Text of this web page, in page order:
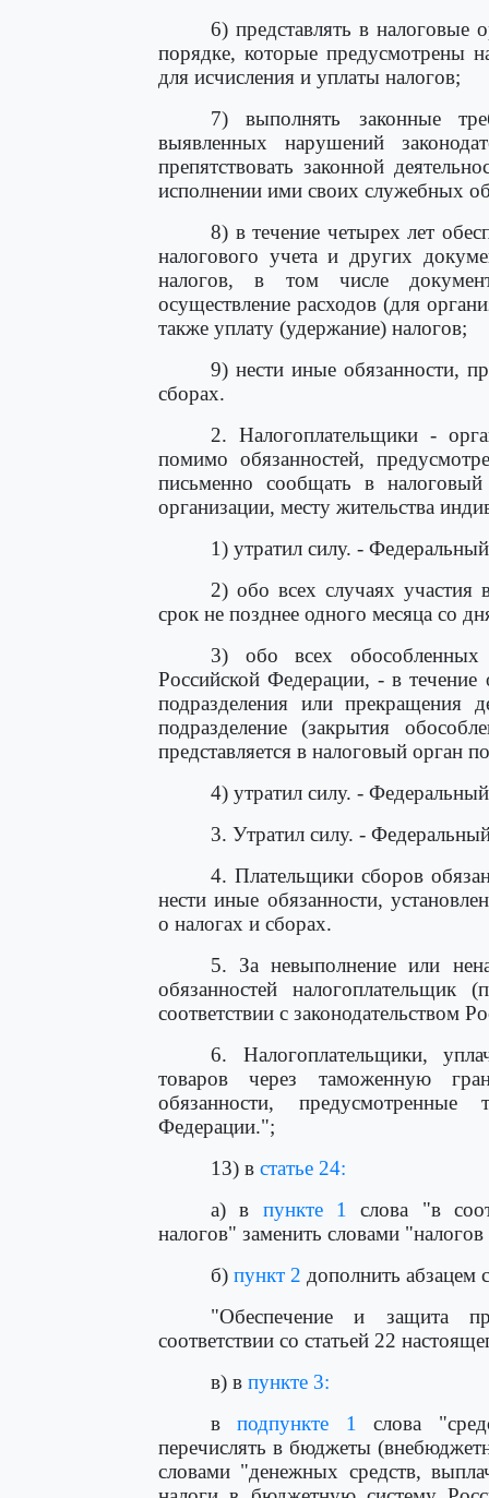
6) представлять в
порядке, которые предусмотрены
для исчисления и уплаты налогов;
7) выполнять законные
выявленных нарушений
препятствовать законной
исполнении ими своих служебных
8) в течение четырех лет
налогового учета и других
налогов, в том числе
осуществление расходов (для
также уплату (удержание) налогов;
9) нести иные обязанности,
сборах.
2. Налогоплательщики -
помимо обязанностей,
письменно сообщать в
организации, месту жительства
1) утратил силу. -
2) обо всех случаях участия
срок не позднее одного месяца со
3) обо всех обособленных
Российской Федерации, - в течение
подразделения или прекращения
подразделение (закрытия
представляется в налоговый орган
4) утратил силу. -
3. Утратил силу. -
4. Плательщики сборов
нести иные обязанности,
о налогах и сборах.
5. За невыполнение или
обязанностей налогоплательщик
соответствии с законодательством
6. Налогоплательщики,
товаров через таможенную
обязанности, предусмотренные
Федерации.";
13) в статье 24:
а) в пункте 1
слова "в
налогов" заменить словами
б) пункт 2 дополнить абзацем
"Обеспечение и защита
соответствии со статьей 22
в) в пункте 3:
вподпункте 1
слова
перечислять в бюджеты
словами "денежных средств,